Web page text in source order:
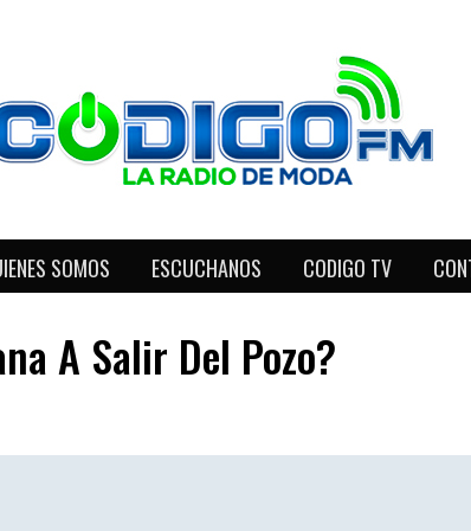
SOMOS ESCUCHANOS CODIGO TV
A Salir Del Pozo?